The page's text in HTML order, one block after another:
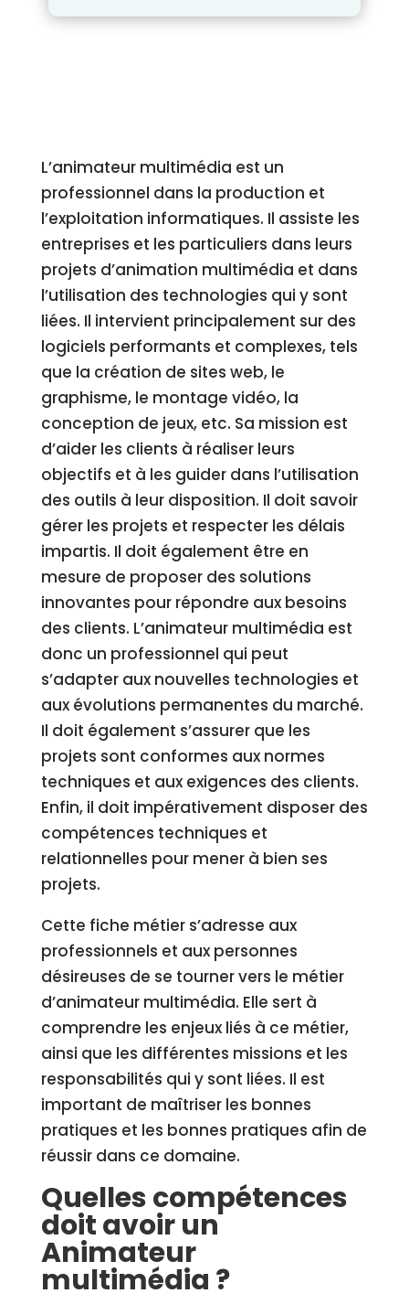
L’animateur multimédia est un
professionnel dans la production et
l’exploitation informatiques. Il assiste les
entreprises et les particuliers dans leurs
projets d’animation multimédia et dans
l’utilisation des technologies qui y sont
liées. Il intervient principalement sur des
logiciels performants et complexes, tels
que la création de sites web, le
graphisme, le montage vidéo, la
conception de jeux, etc. Sa mission est
d’aider les clients à réaliser leurs
objectifs et à les guider dans l’utilisation
des outils à leur disposition. Il doit savoir
gérer les projets et respecter les délais
impartis. Il doit également être en
mesure de proposer des solutions
innovantes pour répondre aux besoins
des clients. L’animateur multimédia est
donc un professionnel qui peut
s’adapter aux nouvelles technologies et
aux évolutions permanentes du marché.
Il doit également s’assurer que les
projets sont conformes aux normes
techniques et aux exigences des clients.
Enfin, il doit impérativement disposer des
compétences techniques et
relationnelles pour mener à bien ses
projets.
Cette fiche métier s’adresse aux
professionnels et aux personnes
désireuses de se tourner vers le métier
d’animateur multimédia. Elle sert à
comprendre les enjeux liés à ce métier,
ainsi que les différentes missions et les
responsabilités qui y sont liées. Il est
important de maîtriser les bonnes
pratiques et les bonnes pratiques afin de
réussir dans ce domaine.
Quelles compétences
doit avoir un
Animateur
multimédia ?